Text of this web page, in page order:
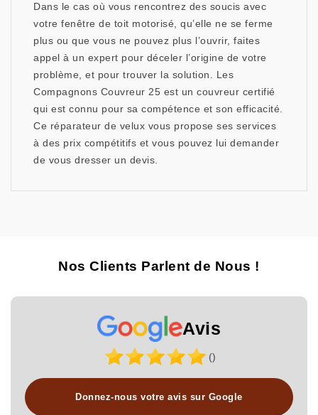
Dans le cas où vous rencontrez des soucis avec
votre fenêtre de toit motorisé, qu’elle ne se ferme
plus ou que vous ne pouvez plus l’ouvrir, faites
appel à un expert pour déceler l’origine de votre
problème, et pour trouver la solution. Les
Compagnons Couvreur 25 est un couvreur certifié
qui est connu pour sa compétence et son efficacité.
Ce réparateur de velux vous propose ses services
à des prix compétitifs et vous pouvez lui demander
de vous dresser un devis.
Nos Clients Parlent de Nous !
Avis
()
Donnez-nous votre avis sur Google